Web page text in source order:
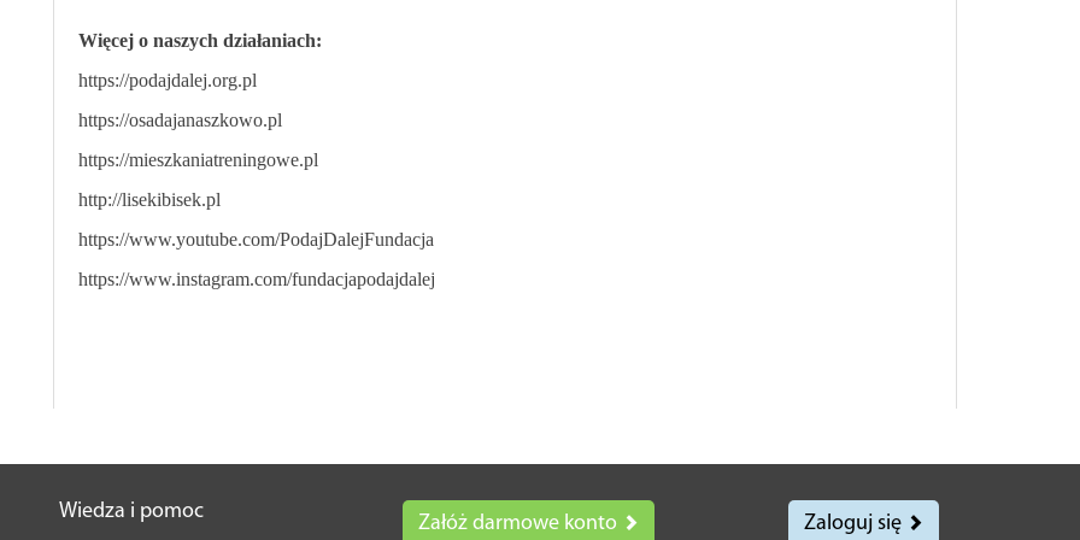
Więcej o naszych działaniach:
https://podajdalej.org.pl
https://osadajanaszkowo.pl
https://mieszkaniatreningowe.pl
http://lisekibisek.pl
https://www.youtube.com/PodajDalejFundacja
https://www.instagram.com/fundacjapodajdalej
Wiedza i pomoc
Załóż darmowe konto Zaloguj się